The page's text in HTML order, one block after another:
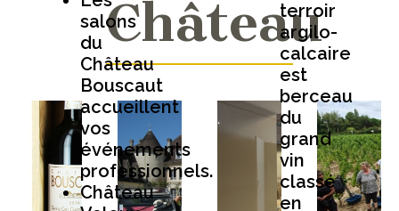
salons
du
Château
Bouscaut
accueillent
vos
événements
professionnels.
Château
terroir
argilo-
calcaire
est
berceau
du
grand
vin
classé
en
Château